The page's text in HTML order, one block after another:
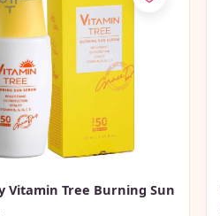
Vitamin Tree Burning Sun